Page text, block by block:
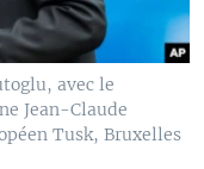
avec le
Jean-Claude
Tusk, Bruxelles